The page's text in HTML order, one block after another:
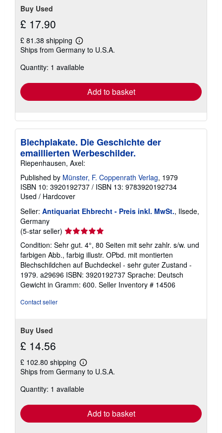
Buy Used
£ 17.90
£ 81.38 shipping
Learn
more
shipping
Ships from Germany to U.S.A.
Quantity: 1 available
Add to basket
Blechplakate. Die Geschichte der
emaillierten Werbeschilder.
Riepenhausen, Axel:
Published by Münster, F. Coppenrath Verlag, 1979
ISBN 10: 3920192737 / ISBN 13: 9783920192734
Used / Hardcover
Seller: Antiquariat Ehbrecht - Preis inkl. MwSt., Ilsede,
Germany
(5-star seller) Seller
5
out
of
5
stars
Condition: Sehr gut. 4°, 80 Seiten mit sehr zahlr. s/w. und
farbigen Abb., farbig illustr. OPbd. mit montierten
Blechschildchen auf Buchdeckel - sehr guter Zustand -
1979. a29696 ISBN: 3920192737 Sprache: Deutsch
Gewicht in Gramm: 600. Seller Inventory # 14506
Contact seller
Buy Used
£ 14.56
£ 102.80 shipping
Learn
more
shipping
Ships from Germany to U.S.A.
Quantity: 1 available
Add to basket